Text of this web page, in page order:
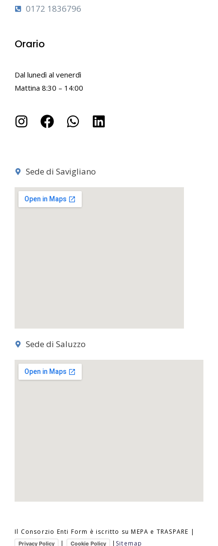
0172 1836796
Orario
Dal lunedì al venerdì
Mattina 8:30 – 14:00
Sede di Savigliano
Sede di Saluzzo
Il Consorzio Enti Form è iscritto su MEPA e TRASPARE |
Privacy Policy | Cookie Policy | Sitemap